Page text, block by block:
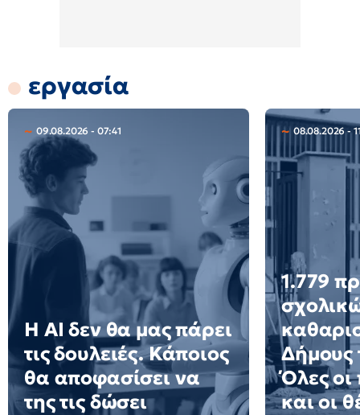
εργασία
09.08.2026 - 07:41
Η AI δεν θα μας πάρει
τις δουλειές. Κάποιος
θα αποφασίσει να
της τις δώσει
08.08.2026 -
1.779
Δήμους
Όλες οι
και οι